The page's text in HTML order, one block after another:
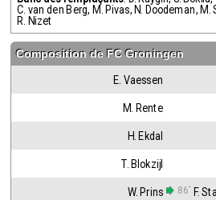
C. van den Berg, M. Pivas, N. Doodeman, M.
R. Nizet
Composition de FC Groningen
E. Vaessen
M. Rente
H. Ekdal
T. Blokzijl
W. Prins 86' F.